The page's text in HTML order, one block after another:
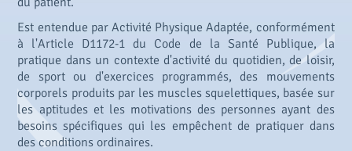
Est entendue par Activité Physique Adaptée, conformément
à l'Article D1172-1 du Code de la Santé Publique, la
pratique dans un contexte d'activité du quotidien, de loisir,
de sport ou d'exercices programmés, des mouvements
corporels produits par les muscles squelettiques, basée sur
les aptitudes et les motivations des personnes ayant des
besoins spécifiques qui les empêchent de pratiquer dans
des conditions ordinaires.